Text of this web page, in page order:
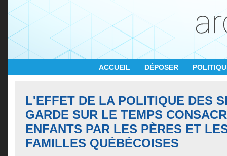
ACCUEIL DÉPOSER
L'EFFET DE LA POLITIQUE DES
GARDE SUR LE TEMPS
ENFANTS PAR LES PÈRES ET
FAMILLES QUÉBÉCOISES